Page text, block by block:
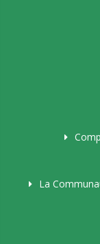
La